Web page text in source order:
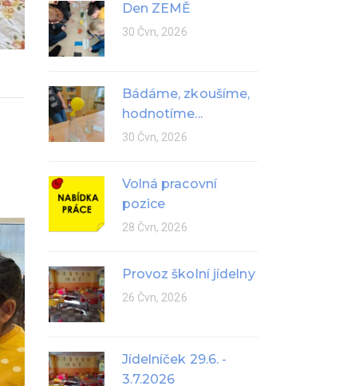
Den ZEMĚ
30 Čvn, 2026
Bádáme, zkoušíme,
hodnotíme...
30 Čvn, 2026
Volná pracovní
pozice
28 Čvn, 2026
Provoz školní jídelny
26 Čvn, 2026
Jídelníček 29.6. -
3.7.2026